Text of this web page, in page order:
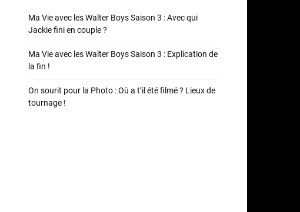
Ma Vie avec les Walter Boys Saison 3 : Avec qui
Jackie fini en couple ?
Ma Vie avec les Walter Boys Saison 3 : Explication de
la fin !
On sourit pour la Photo : Où a t’il été filmé ? Lieux de
tournage !